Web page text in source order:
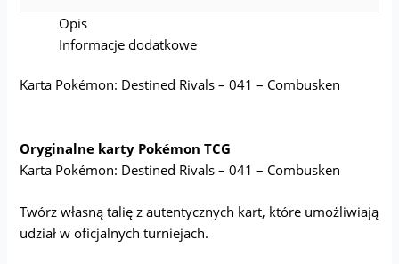
Opis
Informacje dodatkowe
Karta Pokémon: Destined Rivals – 041 – Combusken
Oryginalne karty Pokémon TCG
Karta Pokémon: Destined Rivals – 041 – Combusken
Twórz własną talię z autentycznych kart, które umożliwiają
udział w oficjalnych turniejach.